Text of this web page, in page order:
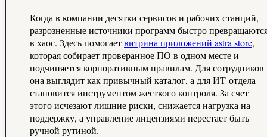
Когда в компании десятки сервисов и рабочих станций,
разрозненные источники программ быстро
в хаос. Здесь помогаетвитрина приложений astra store,
которая собирает проверанное ПО в одном месте и
подчиняется корпоративным правилам. Для сотрудников
она выглядит как привычный каталог, а для ИТ‑отдела
становится инструментом жесткого контроля. За счет
этого исчезают лишние риски, снижается нагрузка на
поддержку, а управление лицензиями перестает быть
ручной рутиной.